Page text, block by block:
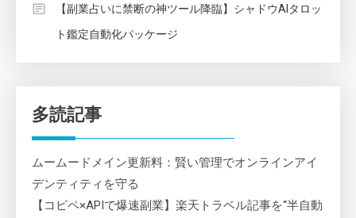
【副業占いに禁断の神ツール降臨】シャドウAIタロッ
ト鑑定自動化パッケージ
多読記事
ムームードメイン更新料：賢い管理でオンラインアイ
デンティティを守る
【コピペ×APIで爆速副業】楽天トラベル記事を“半自動